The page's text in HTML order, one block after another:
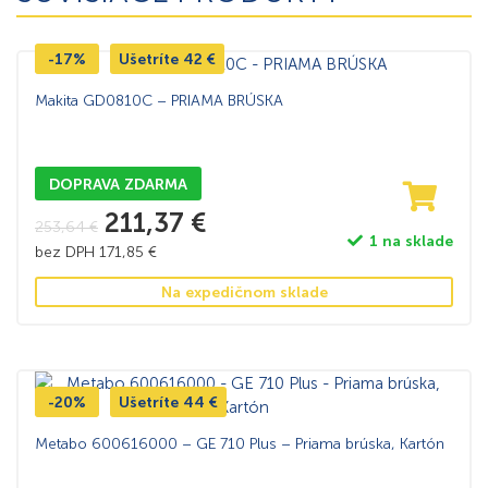
-17% Ušetríte 42 €
Makita GD0810C – PRIAMA BRÚSKA
DOPRAVA ZDARMA
253,64€ 211,37 €
bez DPH 171,85 €
1 na sklade
Na expedičnom sklade
-20% Ušetríte 44 €
Metabo 600616000 – GE 710 Plus – Priama brúska, Kartón